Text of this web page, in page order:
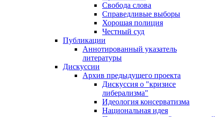
Свобода слова
Справедливые выборы
Хорошая полиция
Честный суд
Публикации
Аннотированный указатель
литературы
Дискуссии
Архив предыдущего проекта
Дискуссия о "кризисе
либерализма"
Идеология консерватизма
Национальная идея